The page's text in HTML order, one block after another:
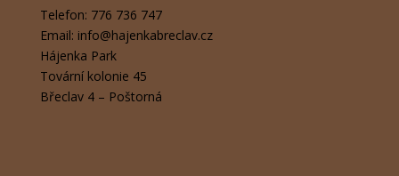
Telefon: 776 736 747
Email: info@hajenkabreclav.cz
Hájenka Park
Tovární kolonie 45
Břeclav 4 – Poštorná